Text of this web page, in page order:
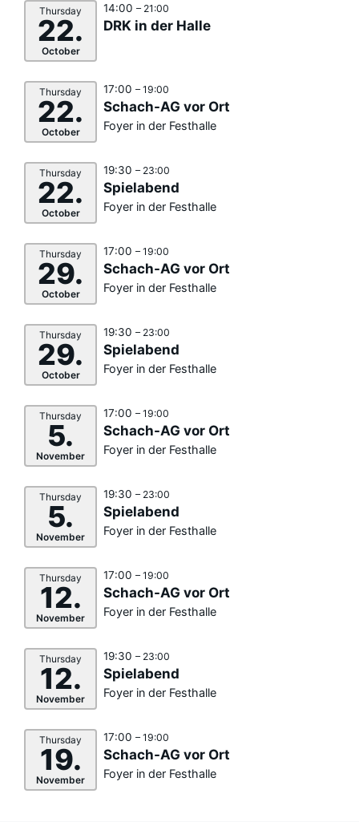
Thursday
22.
October
14:00 – 21:00
DRK in der Halle
Thursday
22.
October
17:00 – 19:00
Schach-AG vor Ort
Foyer in der Festhalle
Thursday
22.
October
19:30 – 23:00
Spielabend
Foyer in der Festhalle
Thursday
29.
October
17:00 – 19:00
Schach-AG vor Ort
Foyer in der Festhalle
Thursday
29.
October
19:30 – 23:00
Spielabend
Foyer in der Festhalle
Thursday
5.
November
17:00 – 19:00
Schach-AG vor Ort
Foyer in der Festhalle
Thursday
5.
November
19:30 – 23:00
Spielabend
Foyer in der Festhalle
Thursday
12.
November
17:00 – 19:00
Schach-AG vor Ort
Foyer in der Festhalle
Thursday
12.
November
19:30 – 23:00
Spielabend
Foyer in der Festhalle
Thursday
19.
November
17:00 – 19:00
Schach-AG vor Ort
Foyer in der Festhalle